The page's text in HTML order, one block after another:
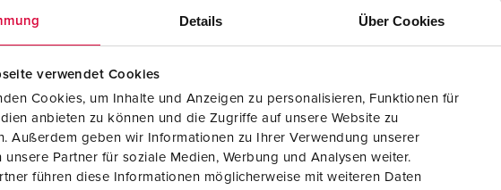
Details Über Cookies
verwendet Cookies
Cookies, um Inhalte und Anzeigen zu personalisieren, Funktionen für
anbieten zu können und die Zugriffe auf unsere Website zu
Außerdem geben wir Informationen zu Ihrer Verwendung unserer
unsere Partner für soziale Medien, Werbung und Analysen weiter.
führen diese Informationen möglicherweise mit weiteren Daten
3819
16 A
110 V
Ampère 16 A
5 p
Voltage 400 V